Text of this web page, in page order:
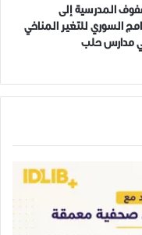
المدرسية إلى
السوري للتغير المناخي
مدارس حلب